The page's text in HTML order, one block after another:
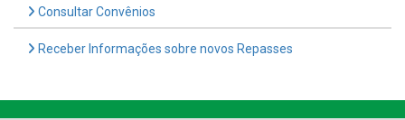
Consultar Convênios
Receber Informações sobre novos Repasses